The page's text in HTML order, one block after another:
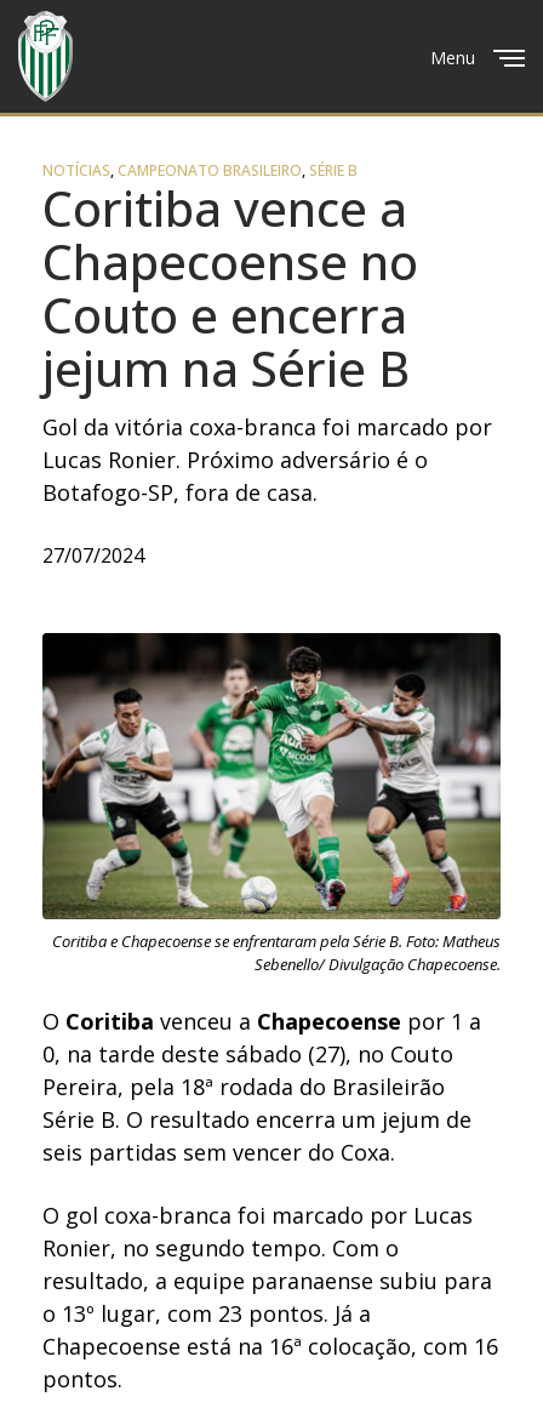
Menu
NOTÍCIAS,CAMPEONATO BRASILEIRO, SÉRIE B
Coritiba vence a
Chapecoense no
Couto e encerra
jejum na Série B
Gol da vitória coxa-branca foi marcado por
Lucas Ronier. Próximo adversário é o
Botafogo-SP, fora de casa.
27/07/2024
Coritiba e Chapecoense se enfrentaram pela Série B. Foto: Matheus
Sebenello/ Divulgação Chapecoense.
O Coritiba venceu a Chapecoense por 1 a
0, na tarde deste sábado (27), no Couto
Pereira, pela 18ª rodada do Brasileirão
Série B. O resultado encerra um jejum de
seis partidas sem vencer do Coxa.
O gol coxa-branca foi marcado por Lucas
Ronier, no segundo tempo. Com o
resultado, a equipe paranaense subiu para
o 13º lugar, com 23 pontos. Já a
Chapecoense está na 16ª colocação, com 16
pontos.